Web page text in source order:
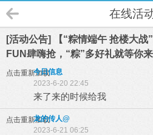
在线活
[活动公告] 【“粽情端午 抢楼大战
FUN肆嗨抢，“粽”多好礼就等你来
点击重新加载
今日信息
2023-6-20 22:45
来了来的时候给我
点击重新加载龙的传人@
2023-6-21 06:25